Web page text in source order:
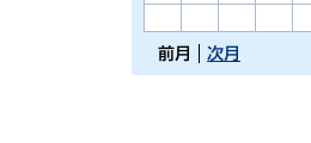
前月 次月